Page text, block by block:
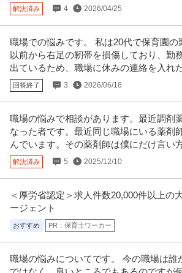
解決済み 4 2026/04/25
職場での悩みです。 私は20代で保育園の
以前から右足の靭帯を損傷しており、勤
出ているため、職場に休みの連絡を入れ
回答終了 3 2026/06/18
職場の悩みで相談があります。最近調剤
なった者です。最近同じ職場にいる薬剤
んでいます。その薬剤師は僕にだけ言い
解決済み 5 2025/12/10
＜厚労省認定＞求人件数20,000件以上の
ージェント
おすすめ PR：保育士ワーカー
職場の悩みについてです。 今の職場は誰